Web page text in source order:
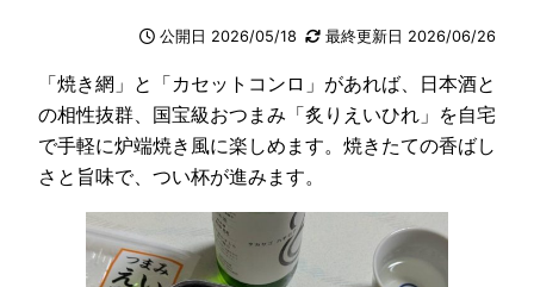
公開日 2026/05/18 最終更新日 2026/06/26
「焼き網」と「カセットコンロ」があれば、日本酒と
の相性抜群、国宝級おつまみ「炙りえいひれ」を自宅
で手軽に炉端焼き風に楽しめます。焼きたての香ばし
さと旨味で、つい杯が進みます。